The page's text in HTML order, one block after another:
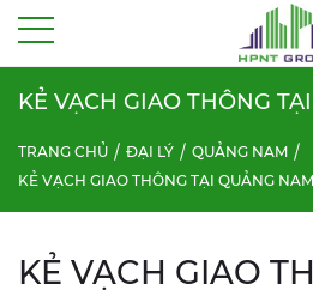
KẺ VẠCH GIAO THÔNG
TRANG CHỦ ĐẠI LÝ
QUẢNG NAM
KẺ VẠCH GIAO THÔNG TẠI QUẢNG NAM
KẺ VẠCH GIAO